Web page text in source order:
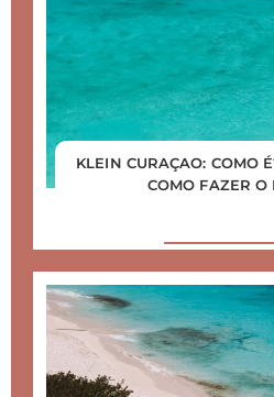
KLEIN CURAÇAO: COMO
COMO FAZER O